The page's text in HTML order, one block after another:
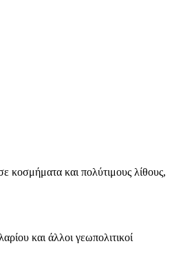
κοσμήματα και πολύτιμους λίθους,
και άλλοι γεωπολιτικοί